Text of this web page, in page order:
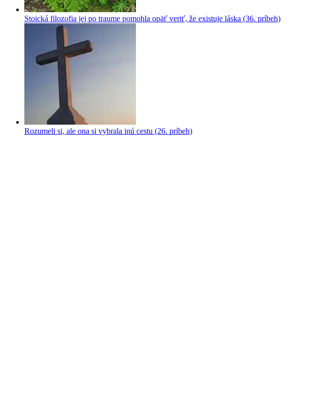
Stoická filozofia jej po traume pomohla opäť veriť, že existuje láska (36. príbeh)
Rozumeli si, ale ona si vybrala inú cestu (26. príbeh)